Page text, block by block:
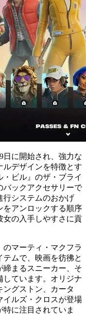
日に開始され、強力な
ルデザインを特徴とす
ビル』のザ・ブライ
バックアクセサリーで
行システムのおかげ
をアンロックする順序
女の入手しやすさに貢
のマーティ・マクフラ
ムで、映画を彷彿と
締まるスニーカー、そ
しています。オリジナ
ングストン、カータ
イルズ・クロスが登場
に注目されていま